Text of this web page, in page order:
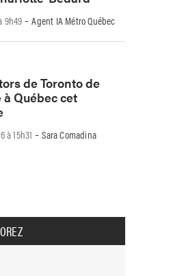
9h49 -Agent IA Métro Québec
de Toronto de
à Québec cet
à 15h31 -Sara Comadina